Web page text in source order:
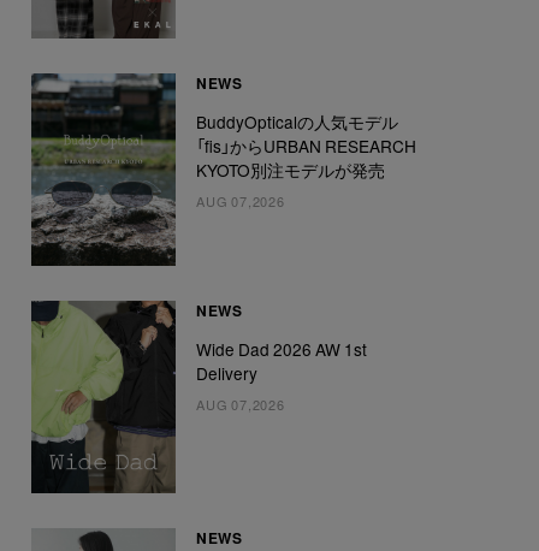
NEWS
BuddyOpticalの人気モデル
「fis」からURBAN RESEARCH
KYOTO別注モデルが発売
AUG 07,2026
NEWS
Wide Dad 2026 AW 1st
Delivery
AUG 07,2026
NEWS